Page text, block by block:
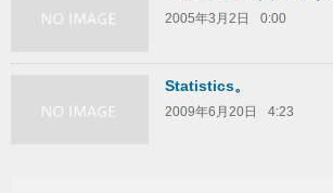
2005年3月2日 0:00
Statistics。
2009年6月20日 4:23